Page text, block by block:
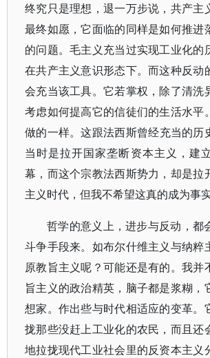
终究只是理想，退一万步说，共产主
最终如愿，它面临的同样是如何推进
的问题。毛主义充当过实现工业化的
在共产主义意识形态下。而这种反动
会充当该工具。它若掌权，除了清洗
考虑如何提高它的信徒们的生活水平
做的一样。这跟法西斯曾经充当的
当时是拉开国家垄断资本主义，建
幕，而这个宗教法西斯势力，却是拉
主义时代，但我不希望这真的成为事实
哲学的意义上，进步与反动，都
斗争手段来。如布尔什维主义与纳粹
原教旨主义呢？可能还是有的。我并
旨主义的政治精英，脑子都是浆糊，
想家。作出些与时代相适应的变革。
拢那些没赶上工业化的农民，而且还
地拉拢现代工业社会里的反资本主义